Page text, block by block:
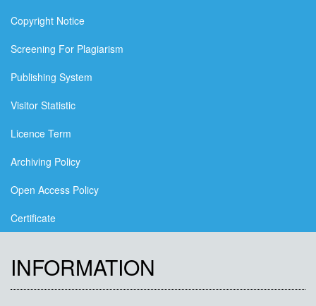
Copyright Notice
Screening For Plagiarism
Publishing System
Visitor Statistic
Licence Term
Archiving Policy
Open Access Policy
Certificate
INFORMATION